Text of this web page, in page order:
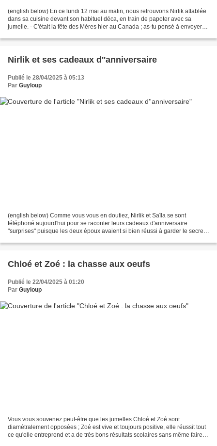
(english below) En ce lundi 12 mai au matin, nous retrouvons Nirlik attablée
dans sa cuisine devant son habituel déca, en train de papoter avec sa
jumelle. - C'était la fête des Mères hier au Canada ; as-tu pensé à envoyer
Nirlik et ses cadeaux d''anniversaire
Publié le 28/04/2025 à 05:13
Par Guyloup
(english below) Comme vous vous en doutiez, Nirlik et Saïla se sont
téléphoné aujourd'hui pour se raconter leurs cadeaux d'anniversaire
"surprises" puisque les deux époux avaient si bien réussi à garder le secret
Chloé et Zoé : la chasse aux oeufs
Publié le 22/04/2025 à 01:20
Par Guyloup
Vous vous souvenez peut-être que les jumelles Chloé et Zoé sont
diamétralement opposées ; Zoé est vive et toujours positive, elle réussit tout
ce qu'elle entreprend et a de très bons résultats scolaires sans même faire